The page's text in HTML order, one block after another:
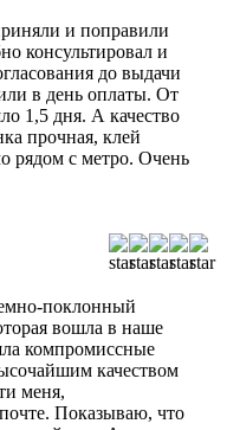
и поправили
консультировал и
до выдачи
в день оплаты. От
1,5 дня. А качество
прочная, клей
рядом с метро. Очень
поклонный
вошла в наше
компромиссные
качеством
меня,
Показываю, что